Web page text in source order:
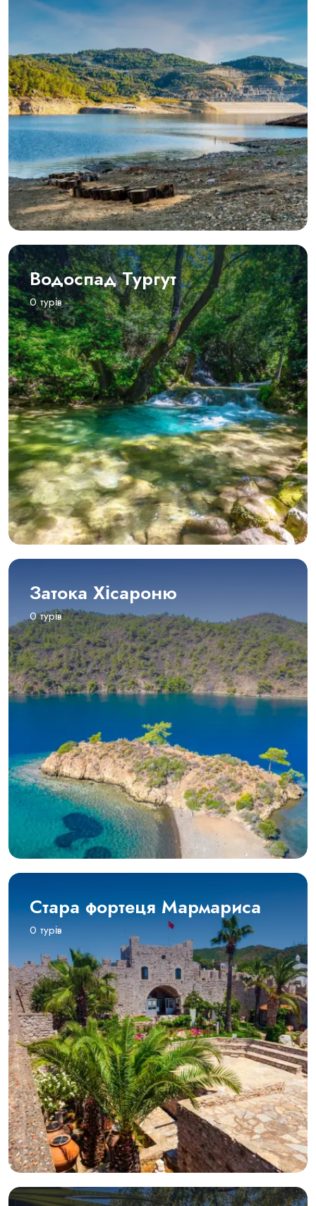
Водоспад Тургут
0 турів
Затока Хісароню
0 турів
Стара фортеця Мармариса
0 турів